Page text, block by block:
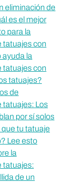
eliminación de
es el mejor
para la
tatuajes con
ayuda la
tatuajes con
tatuajes?
de
tatuajes: Los
por sí solos
tu tatuaje
Lee esto
la
tatuajes:
de un